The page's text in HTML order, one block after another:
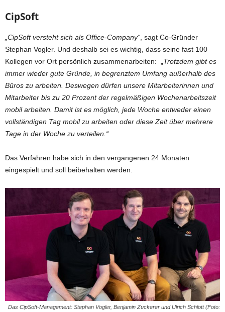
CipSoft
„CipSoft versteht sich als Office-Company“, sagt Co-Gründer
Stephan Vogler. Und deshalb sei es wichtig, dass seine fast 100
Kollegen vor Ort persönlich zusammenarbeiten: „Trotzdem gibt es
immer wieder gute Gründe, in begrenztem Umfang außerhalb des
Büros zu arbeiten. Deswegen dürfen unsere Mitarbeiterinnen und
Mitarbeiter bis zu 20 Prozent der regelmäßigen Wochenarbeitszeit
mobil arbeiten. Damit ist es möglich, jede Woche entweder einen
vollständigen Tag mobil zu arbeiten oder diese Zeit über mehrere
Tage in der Woche zu verteilen.“
Das Verfahren habe sich in den vergangenen 24 Monaten
eingespielt und soll beibehalten werden.
Das CipSoft-Management: Stephan Vogler, Benjamin Zuckerer und Ulrich Schlott (Foto: